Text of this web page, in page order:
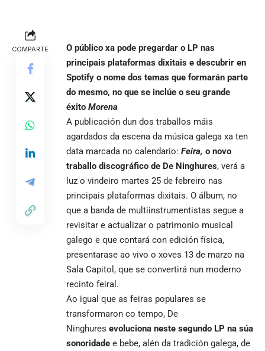
COMPARTE
O público xa pode pregardar o LP nas
principais plataformas dixitais e descubrir en
Spotify o nome dos temas que formarán parte
do mesmo, no que se inclúe o seu grande
éxito Morena
A publicación dun dos traballos máis
agardados da escena da música galega xa ten
data marcada no calendario: Feira, o novo
traballo discográfico de De Ninghures, verá a
luz o vindeiro martes 25 de febreiro nas
principais plataformas dixitais. O álbum, no
que a banda de multiinstrumentistas segue a
revisitar e actualizar o patrimonio musical
galego e que contará con edición física,
presentarase ao vivo o xoves 13 de marzo na
Sala Capitol, que se convertirá nun moderno
recinto feiral.
Ao igual que as feiras populares se
transformaron co tempo, De
Ninghures evoluciona neste segundo LP na súa
sonoridade e bebe, alén da tradición galega, de